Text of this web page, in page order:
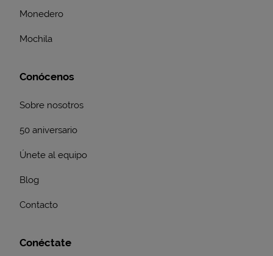
Monedero
Mochila
Conócenos
Sobre nosotros
50 aniversario
Únete al equipo
Blog
Contacto
Conéctate